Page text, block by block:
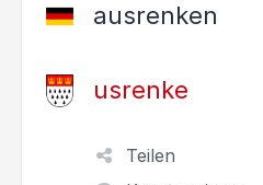
ausrenken
usrenke
Teilen